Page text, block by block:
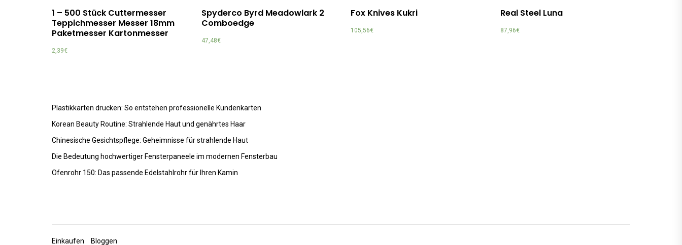
1 – 500 Stück Cuttermesser
Teppichmesser Messer 18mm
Paketmesser Kartonmesser
2,39€
Spyderco Byrd Meadowlark 2
Comboedge
47,48€
Fox Knives Kukri
105,56€
Real Steel Luna
87,96€
Plastikkarten drucken: So entstehen professionelle Kundenkarten
Korean Beauty Routine: Strahlende Haut und genährtes Haar
Chinesische Gesichtspflege: Geheimnisse für strahlende Haut
Die Bedeutung hochwertiger Fensterpaneele im modernen Fensterbau
Ofenrohr 150: Das passende Edelstahlrohr für Ihren Kamin
Einkaufen Bloggen